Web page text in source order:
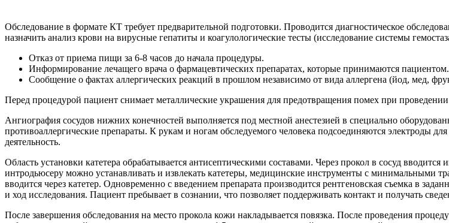
Обследование в формате КТ требует предварительной подготовки. Проводится диагностическое
назначить анализ крови на вирусные гепатиты и коагулологические тесты (исследование системы
Отказ от приема пищи за 6-8 часов до начала процедуры.
Информирование лечащего врача о фармацевтических препаратах, которые принимаются пациентом.
Сообщение о фактах аллергических реакций в прошлом независимо от вида аллергена (йод, мед,
Перед процедурой пациент снимает металлические украшения для предотвращения помех при проведении
Ангиография сосудов нижних конечностей выполняется под местной анестезией в специально
противоаллергические препараты. К рукам и ногам обследуемого человека подсоединяются электроды
деятельность.
Область установки катетера обрабатывается антисептическими составами. Через прокол в сосуд
интродьюсеру можно устанавливать и извлекать катетеры, медицинские инструменты с минимальными
вводится через катетер. Одновременно с введением препарата производится рентгеновская съемка в
и ход исследования. Пациент пребывает в сознании, что позволяет поддерживать контакт и получать
После завершения обследования на место прокола кожи накладывается повязка. После проведения